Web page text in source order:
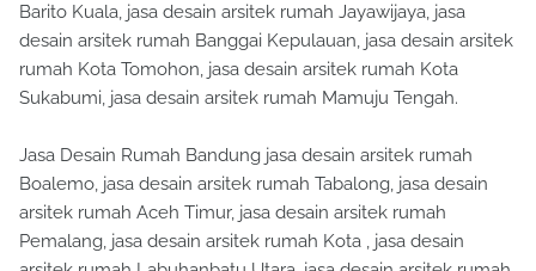
Barito Kuala, jasa desain arsitek rumah Jayawijaya, jasa
desain arsitek rumah Banggai Kepulauan, jasa desain arsitek
rumah Kota Tomohon, jasa desain arsitek rumah Kota
Sukabumi, jasa desain arsitek rumah Mamuju Tengah.
Jasa Desain Rumah Bandung jasa desain arsitek rumah
Boalemo, jasa desain arsitek rumah Tabalong, jasa desain
arsitek rumah Aceh Timur, jasa desain arsitek rumah
Pemalang, jasa desain arsitek rumah Kota , jasa desain